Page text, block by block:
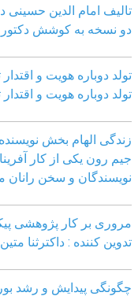
دو نسخه به کوشش دکتور
تولد دوباره هویت و اقتدار
تولد دوباره هویت و اقتدار
زندگی الهام بخش
جیم رون یکی از کار
نویسندگان و سخن رانان
مروری بر کار پژوهشی
تدوین کننده : داکترثنا
چگونگی پیدایش و رشد